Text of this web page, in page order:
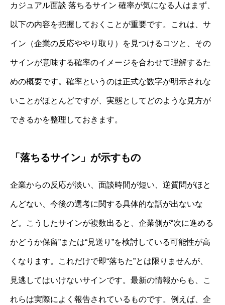
カジュアル面談 落ちるサイン 確率が気になる人はまず、
以下の内容を把握しておくことが重要です。これは、サ
イン（企業の反応ややり取り）を見つけるコツと、その
サインが意味する確率のイメージを合わせて理解するた
めの概要です。確率というのは正式な数字が明示されな
いことがほとんどですが、実態としてどのような見方が
できるかを整理しておきます。
「落ちるサイン」が示すもの
企業からの反応が淡い、面談時間が短い、逆質問がほと
んどない、今後の選考に関する具体的な話が出ないな
ど。こうしたサインが複数出ると、企業側が“次に進める
かどうか保留”または“見送り”を検討している可能性が高
くなります。これだけで即“落ちた”とは限りませんが、
見逃してはいけないサインです。最新の情報からも、こ
れらは実際によく報告されているものです。例えば、企